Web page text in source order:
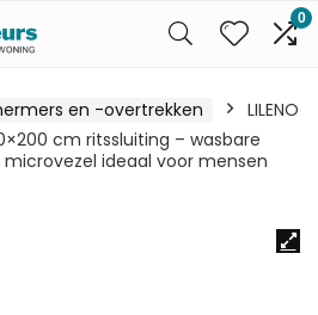
0
en -overtrekken
LILENO
cm ritssluiting – wasbare
ideaal voor mensen